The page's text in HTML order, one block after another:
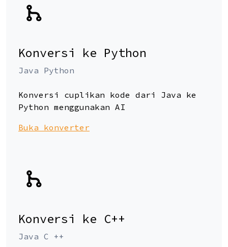
Konversi ke Python
Java Python
Konversi cuplikan kode dari Java ke
Python menggunakan AI
Buka konverter
Konversi ke C++
Java C ++